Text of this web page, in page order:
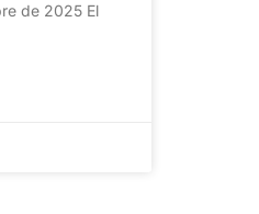
de 2025 El